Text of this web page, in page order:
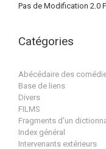
Pas de Modification 2.0
Catégories
Abécédaire des
Base de liens
Divers
FILMS
Fragments d'un
Index général
Intervenants extérieurs